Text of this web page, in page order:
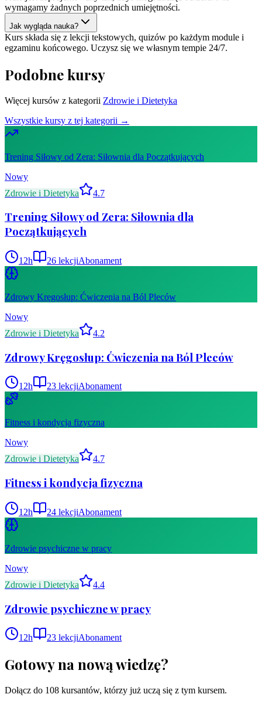
wymagamy żadnych poprzednich umiejętności.
Jak wygląda nauka?
Kurs składa się z lekcji tekstowych, quizów po każdym module i
egzaminu końcowego. Uczysz się we własnym tempie 24/7.
Podobne kursy
Więcej kursów z kategorii Zdrowie i Dietetyka
Wszystkie kursy z tej kategorii →
Trening Siłowy od Zera: Siłownia dla Początkujących
Nowy
Zdrowie i Dietetyka
4.7
Trening Siłowy od Zera: Siłownia dla
Początkujących
12h 26 lekcjiAbonament
Zdrowy Kręgosłup: Ćwiczenia na Ból Pleców
Nowy
Zdrowie i Dietetyka
4.2
Zdrowy Kręgosłup: Ćwiczenia na Ból Pleców
12h 23 lekcjiAbonament
Fitness i kondycja fizyczna
Nowy
Zdrowie i Dietetyka
4.7
Fitness i kondycja fizyczna
12h 24 lekcjiAbonament
Zdrowie psychiczne w pracy
Nowy
Zdrowie i Dietetyka
4.4
Zdrowie psychiczne w pracy
12h 23 lekcjiAbonament
Gotowy na nową wiedzę?
Dołącz do 108 kursantów, którzy już uczą się z tym kursem.